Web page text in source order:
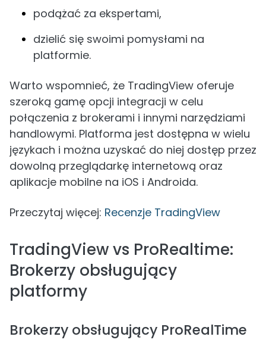
podążać za ekspertami,
dzielić się swoimi pomysłami na
platformie.
Warto wspomnieć, że TradingView oferuje
szeroką gamę opcji integracji w celu
połączenia z brokerami i innymi narzędziami
handlowymi. Platforma jest dostępna w wielu
językach i można uzyskać do niej dostęp przez
dowolną przeglądarkę internetową oraz
aplikacje mobilne na iOS i Androida.
Przeczytaj więcej: Recenzje TradingView
TradingView vs ProRealtime:
Brokerzy obsługujący
platformy
Brokerzy obsługujący ProRealTime